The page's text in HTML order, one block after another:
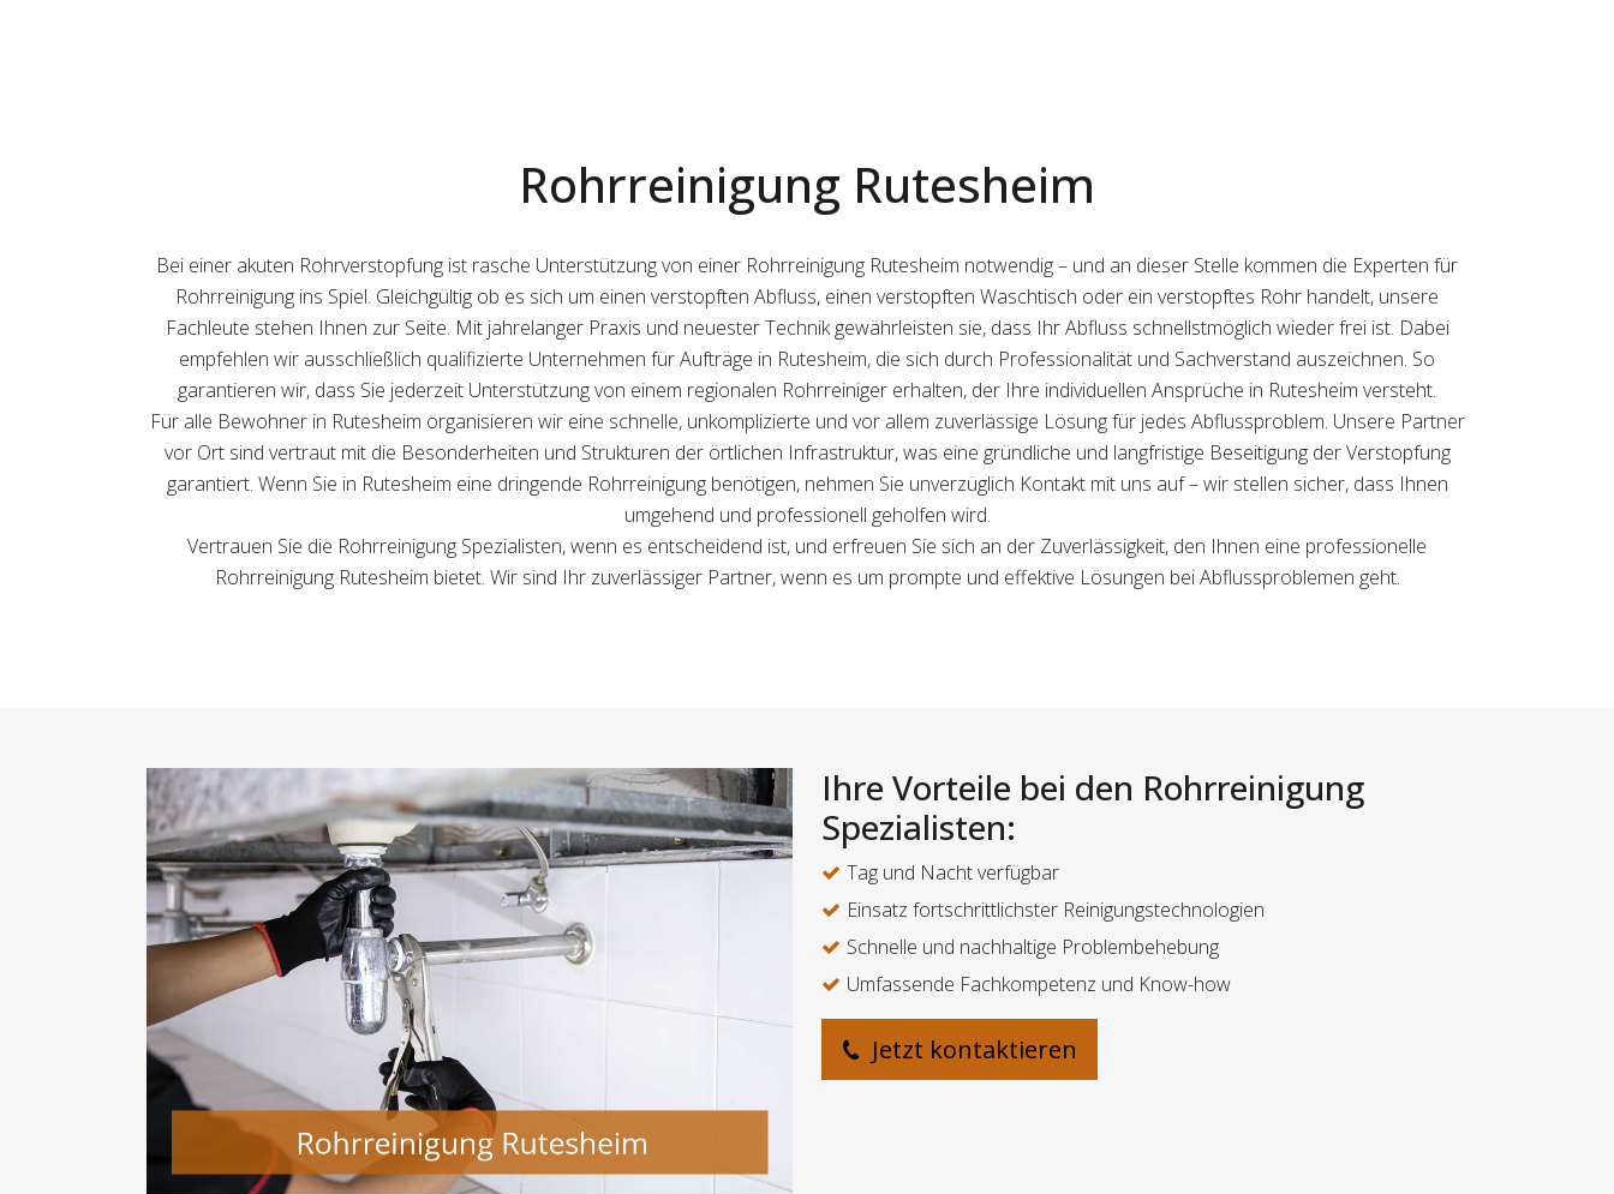
Rohrreinigung Rutesheim
Bei einer akuten Rohrverstopfung ist rasche Unterstützung von einer Rohrreinigung Rutesheim notwendig – und an dieser Stelle kommen die Experten für
Rohrreinigung ins Spiel. Gleichgültig ob es sich um einen verstopften Abfluss, einen verstopften Waschtisch oder ein verstopftes Rohr handelt, unsere
Fachleute stehen Ihnen zur Seite. Mit jahrelanger Praxis und neuester Technik gewährleisten sie, dass Ihr Abfluss schnellstmöglich wieder frei ist. Dabei
empfehlen wir ausschließlich qualifizierte Unternehmen für Aufträge in Rutesheim, die sich durch Professionalität und Sachverstand auszeichnen. So
garantieren wir, dass Sie jederzeit Unterstützung von einem regionalen Rohrreiniger erhalten, der Ihre individuellen Ansprüche in Rutesheim versteht.
Für alle Bewohner in Rutesheim organisieren wir eine schnelle, unkomplizierte und vor allem zuverlässige Lösung für jedes Abflussproblem. Unsere Partner
vor Ort sind vertraut mit die Besonderheiten und Strukturen der örtlichen Infrastruktur, was eine gründliche und langfristige Beseitigung der Verstopfung
garantiert. Wenn Sie in Rutesheim eine dringende Rohrreinigung benötigen, nehmen Sie unverzüglich Kontakt mit uns auf – wir stellen sicher, dass Ihnen
umgehend und professionell geholfen wird.
Vertrauen Sie die Rohrreinigung Spezialisten, wenn es entscheidend ist, und erfreuen Sie sich an der Zuverlässigkeit, den Ihnen eine professionelle
Rohrreinigung Rutesheim bietet. Wir sind Ihr zuverlässiger Partner, wenn es um prompte und effektive Lösungen bei Abflussproblemen geht.
Ihre Vorteile bei den Rohrreinigung
Spezialisten:
Tag und Nacht verfügbar
Einsatz fortschrittlichster Reinigungstechnologien
Schnelle und nachhaltige Problembehebung
Umfassende Fachkompetenz und Know-how
Jetzt kontaktieren